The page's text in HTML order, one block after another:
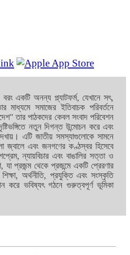
একটি অনন্য প্ল্যাটফর্ম, যেখানে সৎ,
মাধ্যমে সমাজের ইতিবাচক পরিবর্তনে
তার পাঠকদের কেবল সংবাদ পরিবেশন
নতুন দিগন্ত উন্মোচন করে এবং
এটি জাতীয় সমস্যাগুলোকে সামনে
জ্বালে এবং জনগণের কণ্ঠস্বর হিসেবে
ন্যায়বিচার এবং বাঙালির সত্তা ও
প্রজন্ম থেকে প্রজন্মে একটি প্রেরণার
অর্থনীতি, প্রযুক্তি এবং সংস্কৃতি
করে ভবিষ্যৎ গঠনে গুরুত্বপূর্ণ ভূমিকা